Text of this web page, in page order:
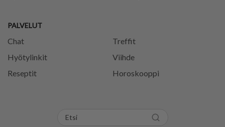
PALVELUT
Chat
Treffit
Hyötylinkit
Viihde
Reseptit
Horoskooppi